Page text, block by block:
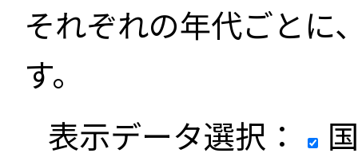
それぞれの年代ごとに
す。
表示データ選択：